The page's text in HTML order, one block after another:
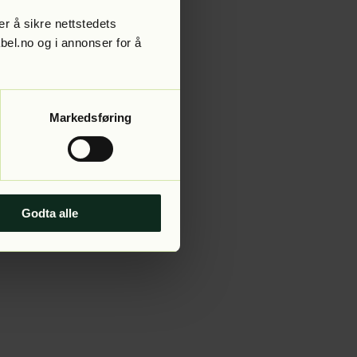
å sikre nettstedets
og i annonser for å
Markedsføring
Godta alle